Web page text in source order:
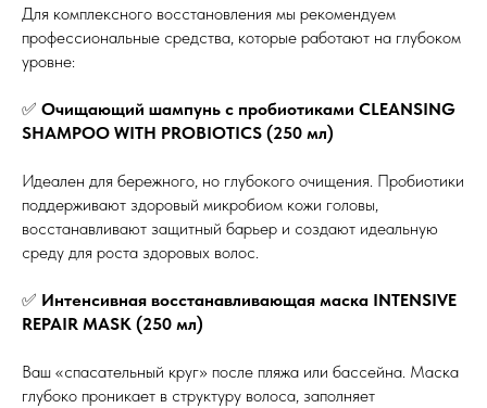
Для комплексного восстановления мы рекомендуем
профессиональные средства, которые работают на глубоком
уровне:
✅ Очищающий шампунь с пробиотиками CLEANSING
SHAMPOO WITH PROBIOTICS (250 мл)
Идеален для бережного, но глубокого очищения. Пробиотики
поддерживают здоровый микробиом кожи головы,
восстанавливают защитный барьер и создают идеальную
среду для роста здоровых волос.
✅ Интенсивная восстанавливающая маска INTENSIVE
REPAIR MASK (250 мл)
Ваш «спасательный круг» после пляжа или бассейна. Маска
глубоко проникает в структуру волоса, заполняет